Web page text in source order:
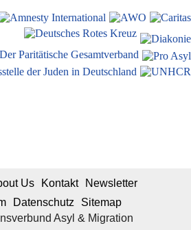
Asyl & Migration
Us Kontakt
Newsletter
Datenschutz Sitemap